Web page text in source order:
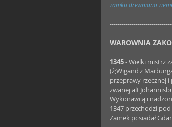
zamku drewniano
WAROWNIA
1345 - Wielki mistrz
(ź;Wigand z
przeprawy rzecznej
zwanej alt
Wykonawcą i
1347 przechodzi
Zamek posiadał